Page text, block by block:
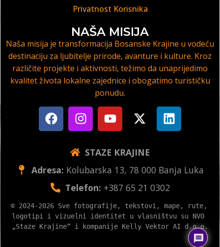
Privatnost Korisnika
NAŠA MISIJA
Naša misija je transformacija Bosanske Krajine u vodeću
destinaciju za ljubitelje prirode, avanture i kulture. Kroz
različite projekte i aktivnosti, težimo da unaprijedimo
kvalitet života lokalne zajednice i obogatimo turističku
ponudu.
STAZE KRAJINE
Adresa: Kolubarska 13, 78 000 Banja Luka
Telefon: +387 65 21 0302
© 2024-2026 Sve fotografije, tekstovi, mape, rute,
logotipi i vizuelni identitet u vlasništvu su NVO
„Staze Krajine“ i kompanije Kelly Vektor AI d.o.o.